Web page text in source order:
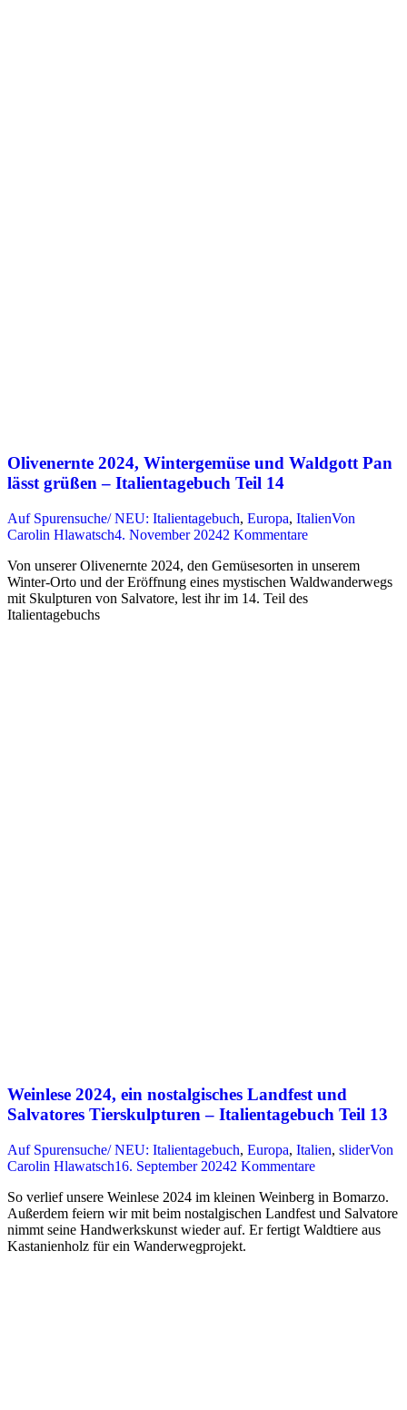
Olivenernte 2024, Wintergemüse und Waldgott Pan
lässt grüßen – Italientagebuch Teil 14
Auf Spurensuche/ NEU: Italientagebuch, Europa, ItalienVon
Carolin Hlawatsch4. November 20242 Kommentare
Von unserer Olivenernte 2024, den Gemüsesorten in unserem
Winter-Orto und der Eröffnung eines mystischen Waldwanderwegs
mit Skulpturen von Salvatore, lest ihr im 14. Teil des
Italientagebuchs
Weinlese 2024, ein nostalgisches Landfest und
Salvatores Tierskulpturen – Italientagebuch Teil 13
Auf Spurensuche/ NEU: Italientagebuch, Europa, Italien, sliderVon
Carolin Hlawatsch16. September 20242 Kommentare
So verlief unsere Weinlese 2024 im kleinen Weinberg in Bomarzo.
Außerdem feiern wir mit beim nostalgischen Landfest und Salvatore
nimmt seine Handwerkskunst wieder auf. Er fertigt Waldtiere aus
Kastanienholz für ein Wanderwegprojekt.